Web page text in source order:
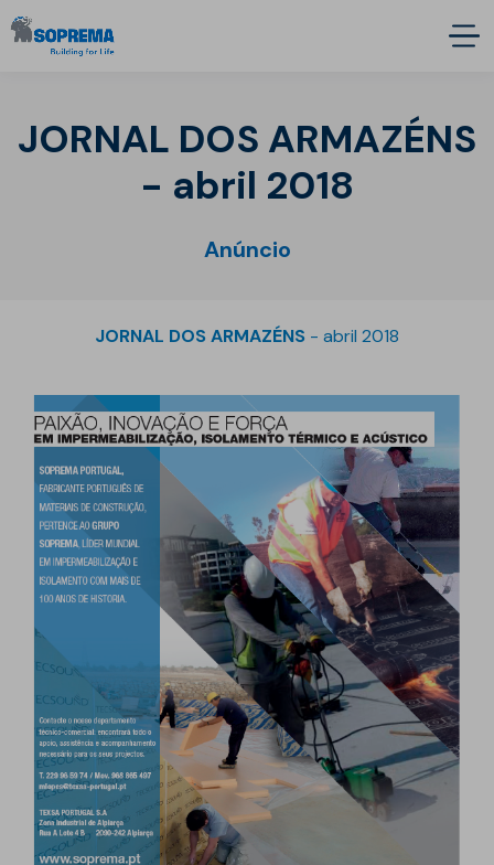
JORNAL DOS ARMAZÉNS
- abril 2018
Anúncio
JORNAL DOS ARMAZÉNS - abril 2018